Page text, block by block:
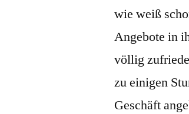
wie weiß
Angebote in
völlig
zu einigen
Geschäft